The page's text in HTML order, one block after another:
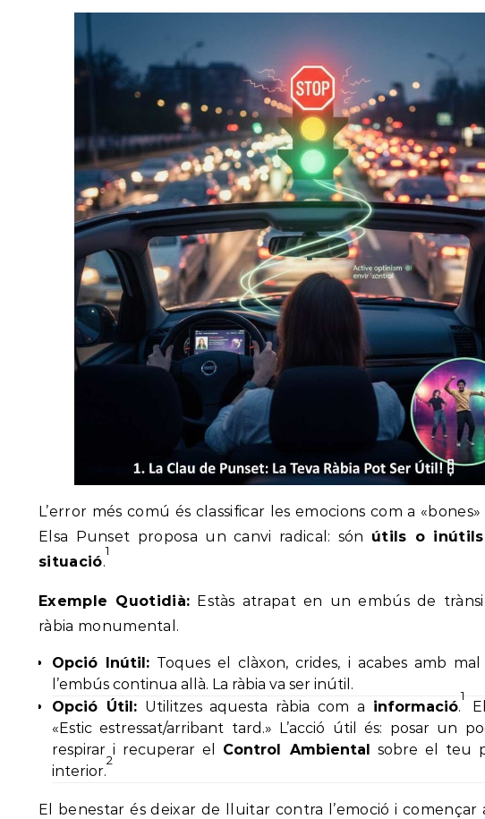
L’error més comú és classificar les emocions com a
Elsa Punset proposa un canvi radical: són útils o
situació.
1
Exemple Quotidià: Estàs atrapat en un embús de
ràbia monumental.
Opció Inútil: Toques el clàxon, crides, i acabes amb
l’embús continua allà. La ràbia va ser inútil.
Opció Útil:Utilitzes aquesta ràbia com a informació.
1
«Estic estressat/arribant tard.» L’acció útil és: posar un
respirar i recuperar el Control Ambiental sobre el teu
interior.
2
El benestar és deixar de lluitar contra l’emoció i començar